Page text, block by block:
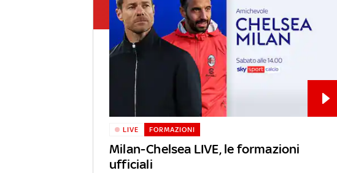
Milan-Chelsea LIVE, le formazioni
ufficiali
LIVE FORMAZIONI